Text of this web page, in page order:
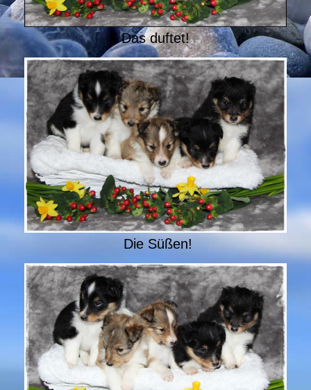
Das duftet!
Die Süßen!